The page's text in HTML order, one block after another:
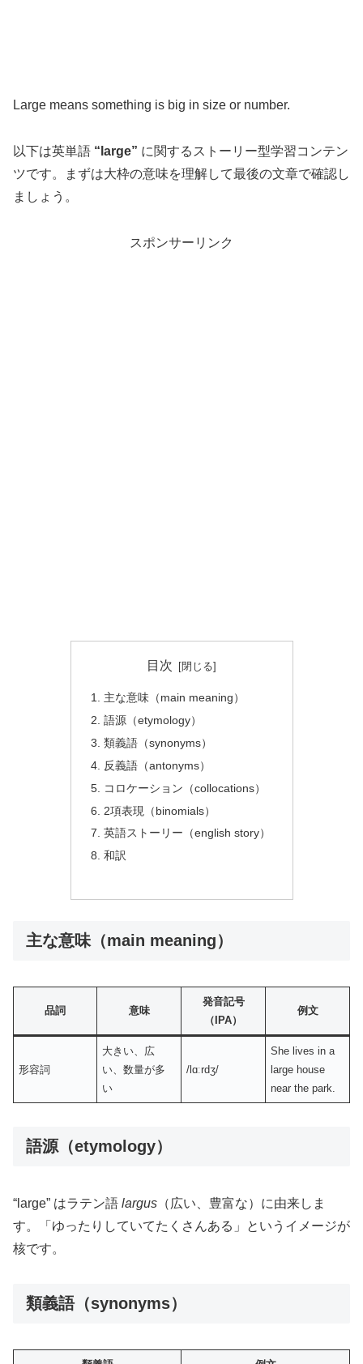
Large means something is big in size or number.
以下は英単語 “large” に関するストーリー型学習コンテン
ツです。まずは大枠の意味を理解して最後の文章で確認し
ましょう。
スポンサーリンク
目次
主な意味（main meaning）
語源（etymology）
類義語（synonyms）
反義語（antonyms）
コロケーション（collocations）
2項表現（binomials）
英語ストーリー（english story）
和訳
主な意味（main meaning）
品詞 意味
発音記号
（IPA）
例文
形容詞
大きい、広
い、数量が多
い
/lɑːrdʒ/
She lives in a
large house
near the park.
語源（etymology）
“large” はラテン語 largus （広い、豊富な）に由来しま
す。「ゆったりしていてたくさんある」というイメージが
核です。
類義語（synonyms）